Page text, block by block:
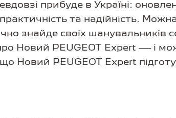
прибуде в Україні:
та надійність.
знайде своїх шанувальників
Новий PEUGEOT Expert — і
Новий PEUGEOT Expert